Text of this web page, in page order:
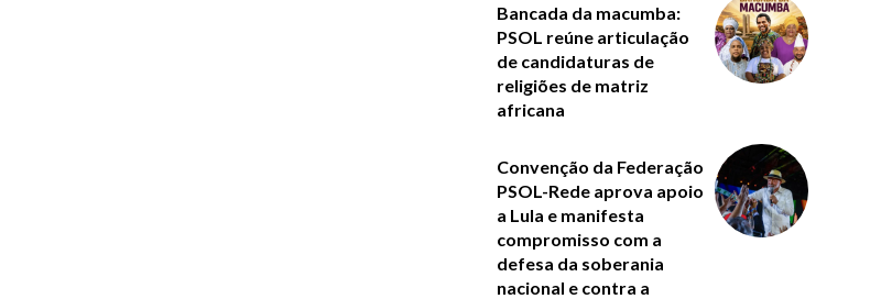
Bancada da macumba:
PSOL reúne articulação
de candidaturas de
religiões de matriz
africana
Convenção da Federação
PSOL-Rede aprova apoio
a Lula e manifesta
compromisso com a
defesa da soberania
nacional e contra a